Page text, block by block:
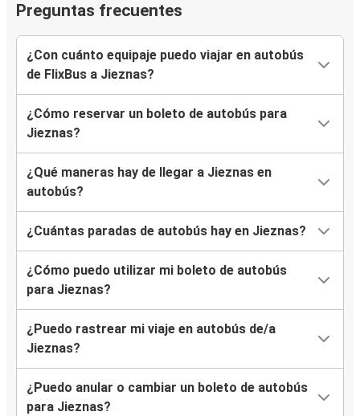
Preguntas frecuentes
¿Con cuánto equipaje puedo viajar en autobús
de FlixBus a Jieznas?
¿Cómo reservar un boleto de autobús para
Jieznas?
¿Qué maneras hay de llegar a Jieznas en
autobús?
¿Cuántas paradas de autobús hay en Jieznas?
¿Cómo puedo utilizar mi boleto de autobús
para Jieznas?
¿Puedo rastrear mi viaje en autobús de/a
Jieznas?
¿Puedo anular o cambiar un boleto de autobús
para Jieznas?